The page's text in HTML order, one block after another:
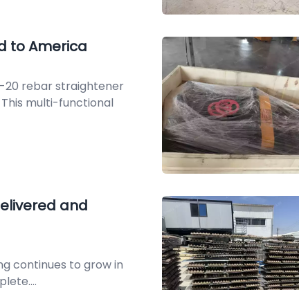
to America
20 rebar straightener
multi-functional
and
continues to grow in